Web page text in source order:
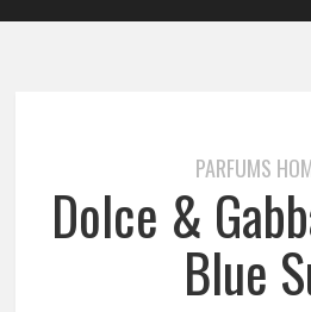
PARFUMS
Dolce &
Blue